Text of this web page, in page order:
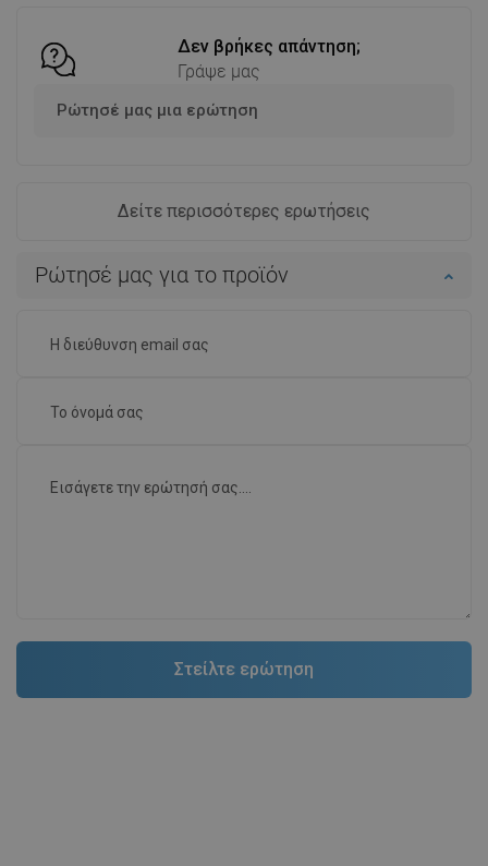
Δεν βρήκες απάντηση;
Γράψε μας
Ρώτησέ μας μια ερώτηση
Δείτε περισσότερες ερωτήσεις
Ρώτησέ μας για το προϊόν